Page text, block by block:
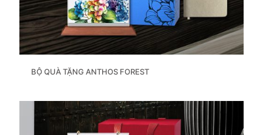
BỘ QUÀ TẶNG ANTHOS FOREST